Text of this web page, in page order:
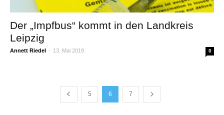
Der „Impfbus“ kommt in den Landkreis
Leipzig
Annett Riedel - 13. Mai 2019 0
5 6 7